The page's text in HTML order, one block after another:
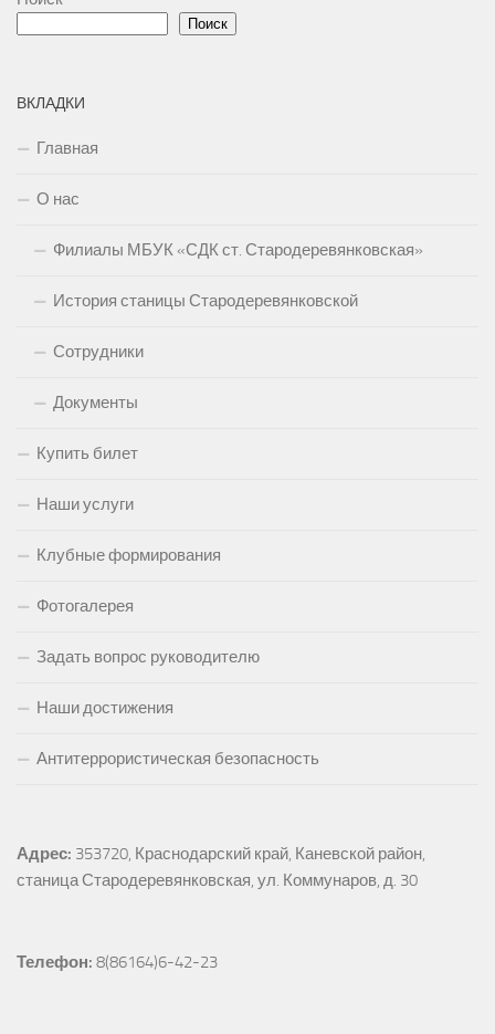
Поиск
ВКЛАДКИ
Главная
О нас
Филиалы МБУК «СДК ст. Стародеревянковская»
История станицы Стародеревянковской
Сотрудники
Документы
Купить билет
Наши услуги
Клубные формирования
Фотогалерея
Задать вопрос руководителю
Наши достижения
Антитеррористическая безопасность
Адрес: 353720, Краснодарский край, Каневской район,
станица Стародеревянковская, ул. Коммунаров, д. 30
Телефон: 8(86164)6-42-23